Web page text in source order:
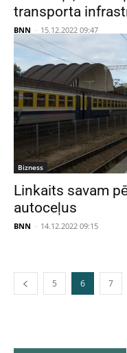
transporta
BNN - 15.12.2022 09:47
Bizness
Linkaits savam
autoceļus
BNN - 14.12.2022 09:15
5 6 7